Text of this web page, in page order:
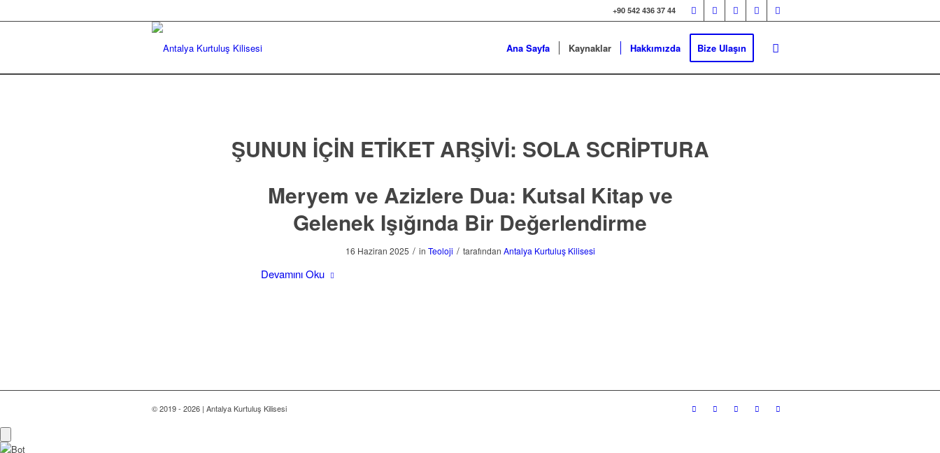
+90 542 436 37 44
Ana Sayfa Kaynaklar Hakkımızda Bize Ulaşın
ŞUNUN IÇIN ETIKET ARŞIVI: SOLA SCRIPTURA
Meryem ve Azizlere Dua: Kutsal Kitap ve
Gelenek Işığında Bir Değerlendirme
16 Haziran 2025 / in Teoloji / tarafından Antalya Kurtuluş Kilisesi
Devamını Oku
© 2019 - 2026 | Antalya Kurtuluş Kilisesi